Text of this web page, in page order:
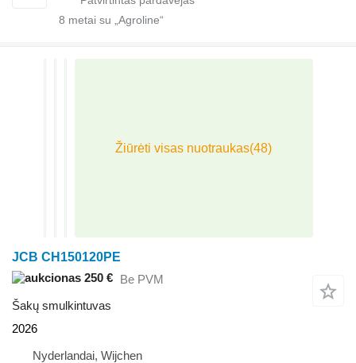
8 metai su „Agroline“
JCB CH150120PE
250 € Be PVM
Šakų smulkintuvas
2026
Nyderlandai, Wijchen